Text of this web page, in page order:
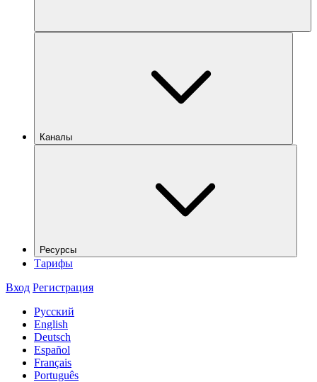
Каналы
Ресурсы
Тарифы
Вход Регистрация
Русский
English
Deutsch
Español
Français
Português